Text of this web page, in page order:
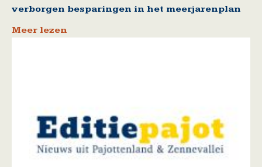
verborgen besparingen in het meerjarenplan
Meer lezen